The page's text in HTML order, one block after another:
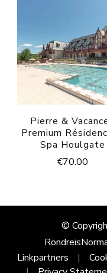
Pierre &
Premium
Spa Houlgate
€70.00
©
Linkpartners